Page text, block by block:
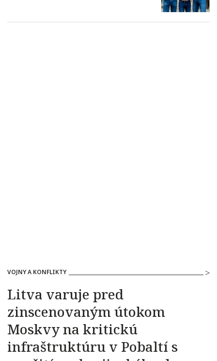
VOJNY A KONFLIKTY
Litva varuje pred
zinscenovaným útokom
Moskvy na kritickú
infraštruktúru v Pobaltí s